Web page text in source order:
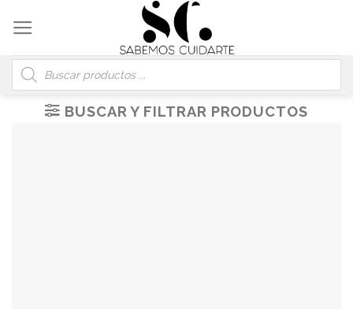
content
Búsqueda
de
productos
BUSCAR Y FILTRAR PRODUCTOS